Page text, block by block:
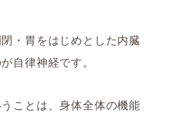
・胃をはじめとした内臓
自律神経です。
ことは、身体全体の機能